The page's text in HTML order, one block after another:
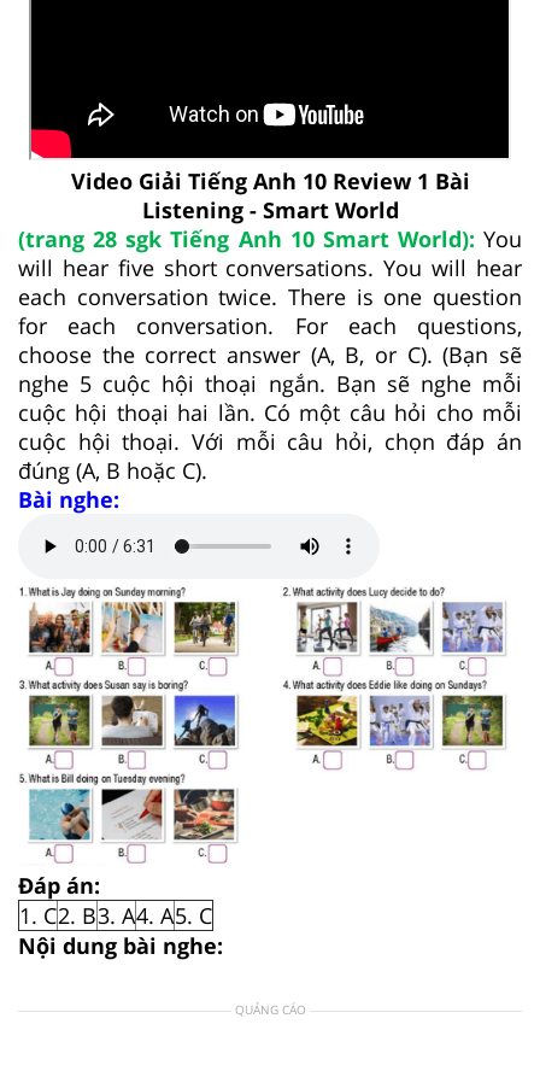
Video Giải Tiếng Anh 10 Review 1 Bài
Listening - Smart World
(trang 28 sgk Tiếng Anh 10 Smart World): You
will hear five short conversations. You will hear
each conversation twice. There is one question
for each conversation. For each questions,
choose the correct answer (A, B, or C). (Bạn sẽ
nghe 5 cuộc hội thoại ngắn. Bạn sẽ nghe mỗi
cuộc hội thoại hai lần. Có một câu hỏi cho mỗi
cuộc hội thoại. Với mỗi câu hỏi, chọn đáp án
đúng (A, B hoặc C).
Bài nghe:
Đáp án:
1. C2. B3. A4. A5. C
Nội dung bài nghe:
QUẢNG CÁO